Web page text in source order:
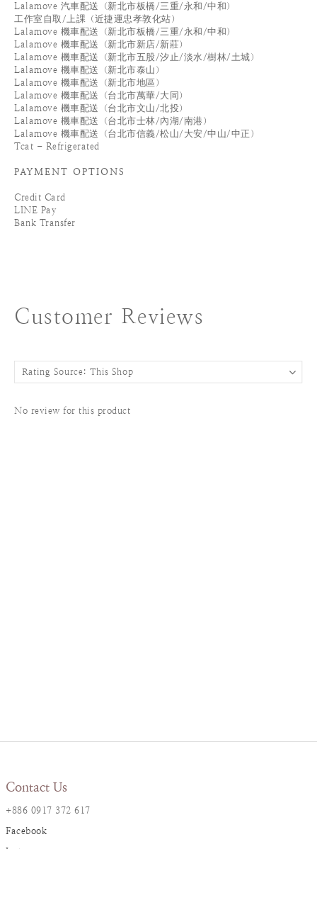
Lalamove 汽車配送（新北市板橋/三重/永和/中和）
工作室自取/上課（近捷運忠孝敦化站）
Lalamove 機車配送（新北市板橋/三重/永和/中和）
Lalamove 機車配送（新北市新店/新莊）
Lalamove 機車配送（新北市五股/汐止/淡水/樹林/土城）
Lalamove 機車配送（新北市泰山）
Lalamove 機車配送（新北市地區）
Lalamove 機車配送（台北市萬華/大同）
Lalamove 機車配送（台北市文山/北投）
Lalamove 機車配送（台北市士林/內湖/南港）
Lalamove 機車配送（台北市信義/松山/大安/中山/中正）
Tcat - Refrigerated
PAYMENT OPTIONS
Credit Card
LINE Pay
Bank Transfer
Customer Reviews
No review for this product
Contact Us
+886 0917 372 617
Facebook
Instagram